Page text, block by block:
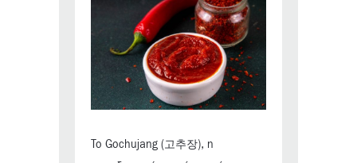
Το Gochujang (고추장), η